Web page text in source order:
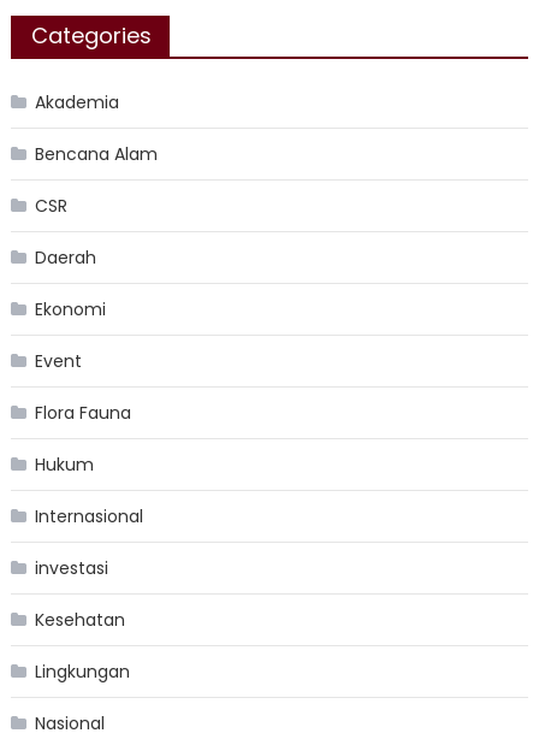
Categories
Akademia
Bencana Alam
CSR
Daerah
Ekonomi
Event
Flora Fauna
Hukum
Internasional
investasi
Kesehatan
Lingkungan
Nasional